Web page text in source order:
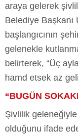
araya gelerek
Belediye Başkanı
başlangıcının
gelenekle
belirterek, “Üç
hamd etsek az
“BUGÜN
Şivlilik geleneğiyle
olduğunu ifade